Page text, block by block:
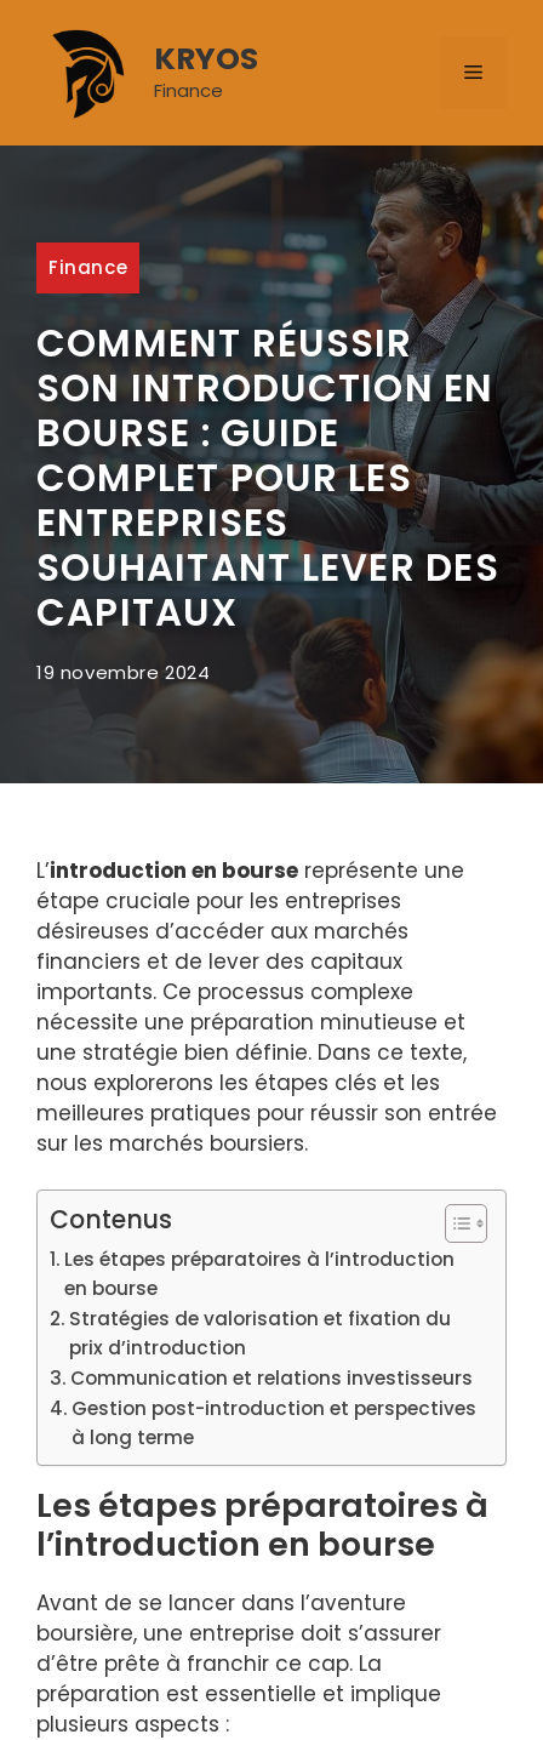
contenu
KRYOS
Finance
MENU
Finance
COMMENT RÉUSSIR
SON INTRODUCTION EN
BOURSE : GUIDE
COMPLET POUR LES
ENTREPRISES
SOUHAITANT LEVER DES
CAPITAUX
19 novembre 2024
L’introduction en bourse représente une
étape cruciale pour les entreprises
désireuses d’accéder aux marchés
financiers et de lever des capitaux
importants. Ce processus complexe
nécessite une préparation minutieuse et
une stratégie bien définie. Dans ce texte,
nous explorerons les étapes clés et les
meilleures pratiques pour réussir son entrée
sur les marchés boursiers.
Contenus
Les étapes préparatoires à l’introduction
en bourse
Stratégies de valorisation et fixation du
prix d’introduction
Communication et relations investisseurs
Gestion post-introduction et perspectives
à long terme
Les étapes préparatoires à
l’introduction en bourse
Avant de se lancer dans l’aventure
boursière, une entreprise doit s’assurer
d’être prête à franchir ce cap. La
préparation est essentielle et implique
plusieurs aspects :